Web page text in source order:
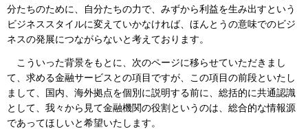
分たちのために、自分たちの力で、みずから利益を生み出すという
ビジネススタイルに変えていかなければ、ほんとうの意味でのビジ
ネスの発展につながらないと考えております。
こういった背景をもとに、次のページに移らせていただきまし
て、求める金融サービスとの項目ですが、この項目の前段といたし
まして、国内、海外拠点を個別に説明する前に、総括的に共通認識
として、我々から見て金融機関の役割というのは、総合的な情報源
であってほしいと希望いたします。